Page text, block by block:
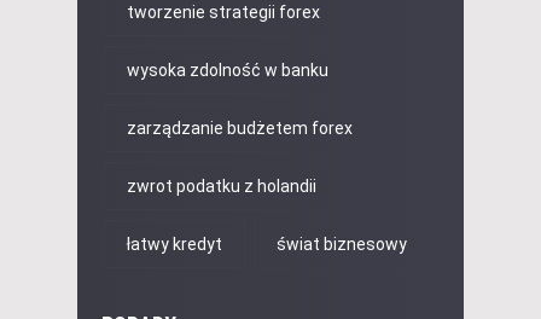
tworzenie strategii forex
wysoka zdolność w banku
zarządzanie budżetem forex
zwrot podatku z holandii
łatwy kredyt świat biznesowy